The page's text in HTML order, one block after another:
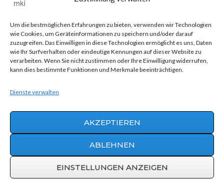
Um die bestmöglichen Erfahrungen zu bieten, verwenden wir Technologien
wie Cookies, um Geräteinformationen zu speichern und/oder darauf
zuzugreifen. Das Einwilligen in diese Technologien ermöglicht es uns, Daten
wie Ihr Surfverhalten oder eindeutige Kennungen auf dieser Website zu
verarbeiten. Wenn Sie nicht zustimmen oder Ihre Einwilligung widerrufen,
kann dies bestimmte Funktionen und Merkmale beeinträchtigen.
Dienste verwalten
AKZEPTIEREN
ABLEHNEN
EINSTELLUNGEN ANZEIGEN
MKI VOR ORT
0711 - 24 83 517
Hohnerstraße 25 70469 Stuttgart
Werbeagentur AWEOS© 2015 | MKI
Grundbesitz GmbH & Co.
Vermögensverwaltungs KG |info@mki-